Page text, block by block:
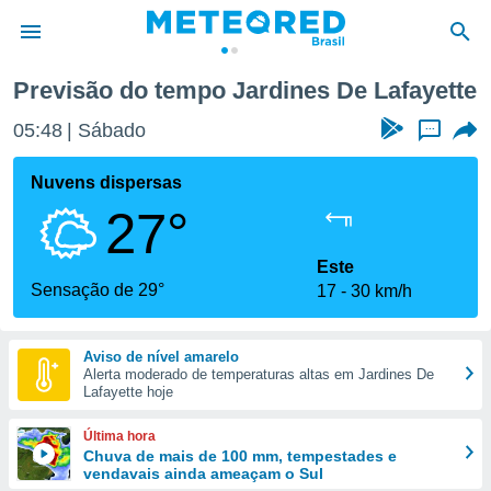
da
fornecidas
a este
das
e
forma
digital
Previsão do tempo Jardines De Lafayette
05:48 Sábado ...
Nuvens dispersas
27°
Sensação de 29°
Este
17
30 km/h
Aviso de nível amarelo
Alerta moderado de temperaturas altas em Jardines De
Lafayette hoje
Última hora
Chuva de mais de 100 mm, tempestades e
vendavais ainda ameaçam o Sul